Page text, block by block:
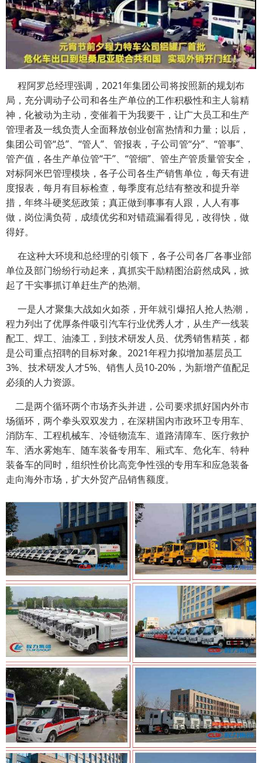
程阿罗总经理强调，2021年集团公司将按照新的规划布
局，充分调动子公司和各生产单位的工作积极性和主人翁精
神，化被动为主动，变催着干为我要干，让广大员工和生产
管理者及一线负责人全面释放创业创富热情和力量；以后，
集团公司管“总”、“管人”、管报表，子公司管“分”、“管事”、
管产值，各生产单位管“干”、“管细”、管生产管质量管安全，
对标阿米巴管理模块，各子公司各生产销售单位，每天有进
度报表，每月有目标检查，每季度有总结有整改和提升举
措，年终斗硬奖惩政策；真正做到事事有人跟，人人有事
做，岗位满负荷，成绩优劣和对错疏漏看得见，改得快，做
得好。
在这种大环境和总经理的引领下，各子公司各厂各事业部
单位及部门纷纷行动起来，真抓实干励精图治蔚然成风，掀
起了干实事抓订单赶生产的热潮。
一是人才聚集大战如火如荼，开年就引爆招人抢人热潮，
程力列出了优厚条件吸引汽车行业优秀人才，从生产一线装
配工、焊工、油漆工，到技术研发人员、优秀销售精英，都
是公司重点招聘的目标对象。2021年程力拟增加基层员工
3%、技术研发人才5%、销售人员10-20%，为新增产值配足
必须的人力资源。
二是两个循环两个市场齐头并进，公司要求抓好国内外市
场循环，两个拳头双双发力，在深耕国内市政环卫专用车、
消防车、工程机械车、冷链物流车、道路清障车、医疗救护
车、洒水雾炮车、随车装备专用车、厢式车、危化车、特种
装备车的同时，组织性价比高竞争性强的专用车和应急装备
走向海外市场，扩大外贸产品销售额度。